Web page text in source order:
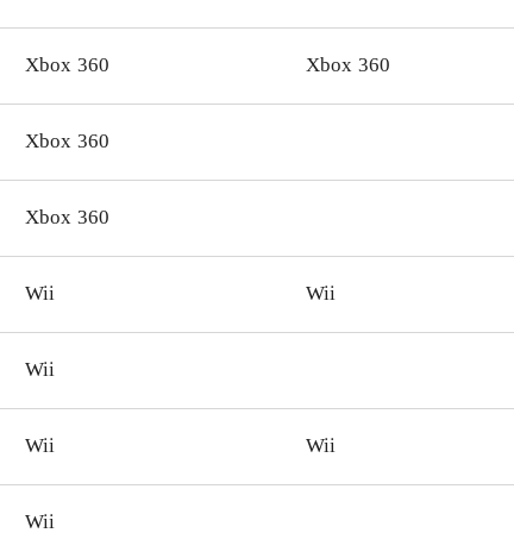
Xbox 360 Xbox 360
Xbox 360
Xbox 360
Wii Wii
Wii
Wii Wii
Wii